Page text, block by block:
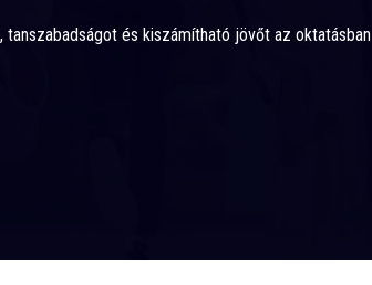
és kiszámítható jövőt az oktatásban